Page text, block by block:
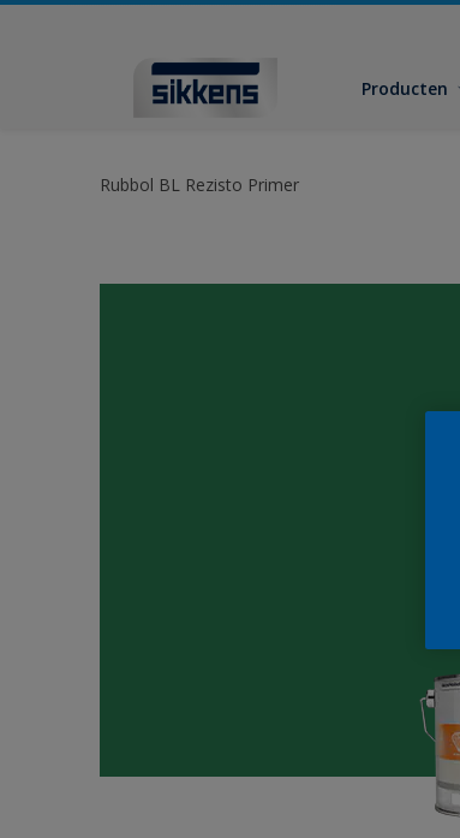
Producten
Rubbol BL Rezisto Primer